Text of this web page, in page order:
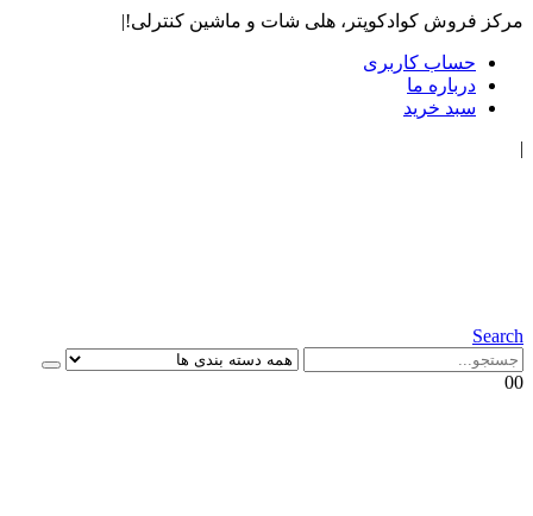
مرکز فروش کوادکوپتر، هلی شات و ماشین کنترلی!|
حساب کاربری
درباره ما
سبد خرید
|
Search
00